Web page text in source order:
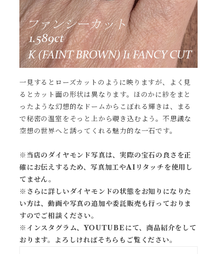
一見するとローズカットのように映りますが、よく見
るとカット面の形状は異なります。ほのかに紗をまと
ったような幻想的なドームからこぼれる輝きは、まる
で秘密の温室をそっと上から覗き込むよう。不思議な
空想の世界へと誘ってくれる魅力的な一石です。
※当店のダイヤモンド写真は、実際の宝石の良さを正
確にお伝えするため、写真加工やAIリタッチを使用し
てません。
※ さらに詳しいダイヤモンドの状態をお知りになりた
い方は、動画や写真の追加や委託販売も行っておりま
すのでご相談ください。
※ インスタグラム、YOUTUBEにて、商品紹介をして
おります。よろしければそちらもご覧ください。